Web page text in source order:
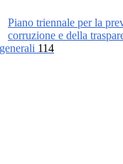
Piano triennale per la
corruzione e della
114